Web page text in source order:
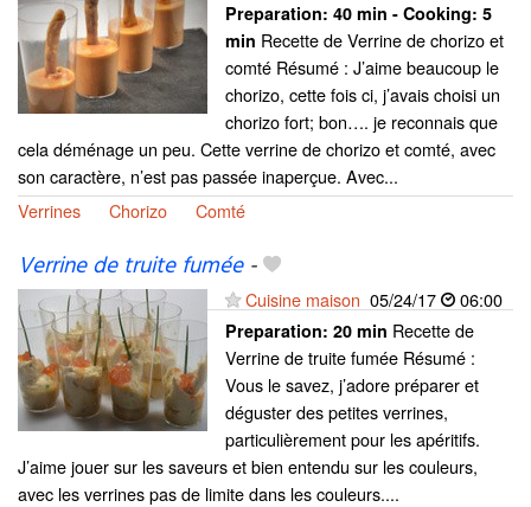
Preparation: 40 min - Cooking: 5
min Recette de Verrine de chorizo et
comté Résumé : J’aime beaucoup le
chorizo, cette fois ci, j’avais choisi un
chorizo fort; bon…. je reconnais que
cela déménage un peu. Cette verrine de chorizo et comté, avec
son caractère, n’est pas passée inaperçue. Avec...
Verrines
Chorizo Comté
Verrine de truite fumée-
Cuisine maison 05/24/17 06:00
Preparation: 20 min Recette de
Verrine de truite fumée Résumé :
Vous le savez, j’adore préparer et
déguster des petites verrines,
particulièrement pour les apéritifs.
J’aime jouer sur les saveurs et bien entendu sur les couleurs,
avec les verrines pas de limite dans les couleurs....